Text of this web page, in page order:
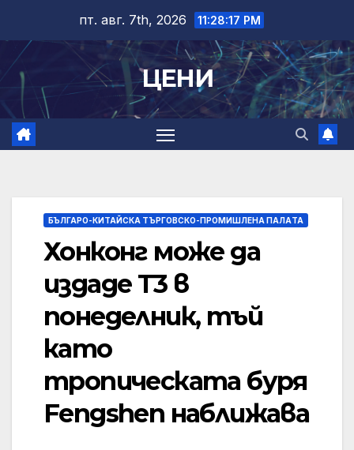
content
пт. авг. 7th, 2026 11:28:17 PM
ЦЕНИ
БЪЛГАРО-КИТАЙСКА ТЪРГОВСКО-ПРОМИШЛЕНА ПАЛAТА
Хонконг може да
издаде T3 в
понеделник, тъй
като
тропическата буря
Fengshen наближава